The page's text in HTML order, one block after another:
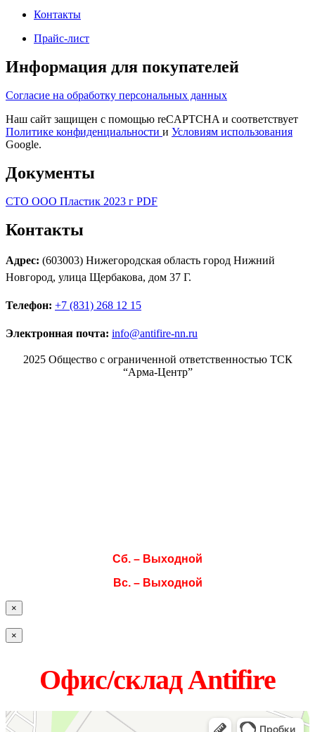
Контакты
Прайс-лист
Информация для покупателей
Согласие на обработку персональных данных
Наш сайт защищен с помощью reCAPTCHA и соответствует
Политике конфиденциальности и Условиям использования
Google.
Документы
СТО ООО Пластик 2023 г PDF
Контакты
Адрес: (603003) Нижегородская область город Нижний
Новгород, улица Щербакова, дом 37 Г.
Телефон: +7 (831) 268 12 15
Электронная почта: info@antifire-nn.ru
2025 Общество с ограниченной ответственностью ТСК
“Арма-Центр”
Сб. – Выходной
Вс. – Выходной
×
×
Офис/склад Antifire